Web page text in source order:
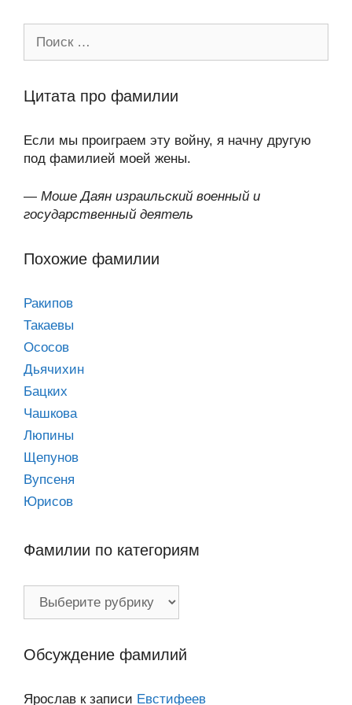
Цитата про фамилии
Если мы проиграем эту войну, я начну другую
под фамилией моей жены.
— Моше Даян израильский военный и
государственный деятель
Похожие фамилии
Ракипов
Такаевы
Ососов
Дьячихин
Бацких
Чашкова
Люпины
Щепунов
Вупсеня
Юрисов
Фамилии по категориям
Фамилии
Обсуждение фамилий
Ярослав к записи Евстифеев